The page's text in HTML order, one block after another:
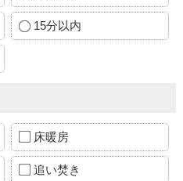
15分以内
床暖房
追い焚き